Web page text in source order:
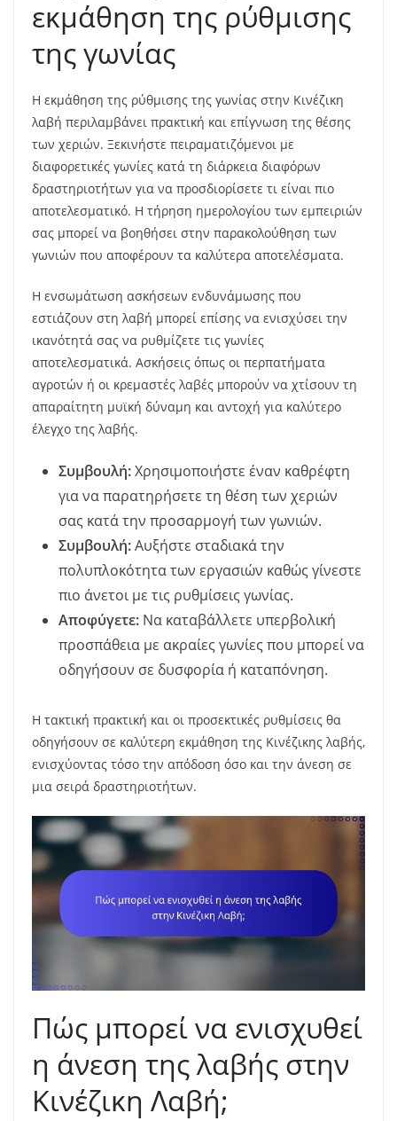
εκμάθηση της ρύθμισης
της γωνίας
Η εκμάθηση της ρύθμισης της γωνίας στην Κινέζικη
λαβή περιλαμβάνει πρακτική και επίγνωση της θέσης
των χεριών. Ξεκινήστε πειραματιζόμενοι με
διαφορετικές γωνίες κατά τη διάρκεια διαφόρων
δραστηριοτήτων για να προσδιορίσετε τι είναι πιο
αποτελεσματικό. Η τήρηση ημερολογίου των εμπειριών
σας μπορεί να βοηθήσει στην παρακολούθηση των
γωνιών που αποφέρουν τα καλύτερα αποτελέσματα.
Η ενσωμάτωση ασκήσεων ενδυνάμωσης που
εστιάζουν στη λαβή μπορεί επίσης να ενισχύσει την
ικανότητά σας να ρυθμίζετε τις γωνίες
αποτελεσματικά. Ασκήσεις όπως οι περπατήματα
αγροτών ή οι κρεμαστές λαβές μπορούν να χτίσουν τη
απαραίτητη μυϊκή δύναμη και αντοχή για καλύτερο
έλεγχο της λαβής.
Συμβουλή:Χρησιμοποιήστε έναν καθρέφτη
για να παρατηρήσετε τη θέση των χεριών
σας κατά την προσαρμογή των γωνιών.
Συμβουλή:Αυξήστε σταδιακά την
πολυπλοκότητα των εργασιών καθώς γίνεστε
πιο άνετοι με τις ρυθμίσεις γωνίας.
Αποφύγετε: Να καταβάλλετε υπερβολική
προσπάθεια με ακραίες γωνίες που μπορεί να
οδηγήσουν σε δυσφορία ή καταπόνηση.
Η τακτική πρακτική και οι προσεκτικές ρυθμίσεις θα
οδηγήσουν σε καλύτερη εκμάθηση της Κινέζικης λαβής,
ενισχύοντας τόσο την απόδοση όσο και την άνεση σε
μια σειρά δραστηριοτήτων.
Πώς μπορεί να ενισχυθεί
η άνεση της λαβής στην
Κινέζικη Λαβή;